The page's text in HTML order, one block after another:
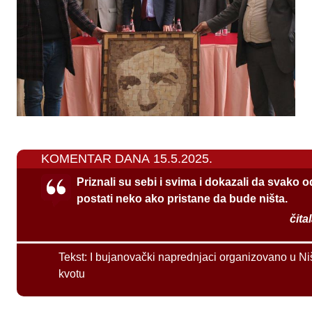
KOMENTAR DANA 15.5.2025.
Priznali su sebi i svima i dokazali da svako
postati neko ako pristane da bude ništa.
Tekst:
I bujanovački naprednjaci organizovano u
kvotu